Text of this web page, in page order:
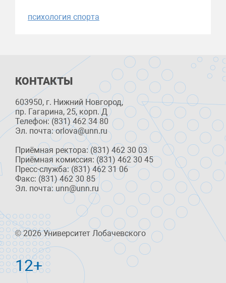
психология спорта
КОНТАКТЫ
603950, г. Нижний Новгород,
пр. Гагарина, 25, корп. Д
Телефон: (831) 462 34 80
Эл. почта: orlova@unn.ru
Приёмная ректора: (831) 462 30 03
Приёмная комиссия: (831) 462 30 45
Пресс-служба: (831) 462 31 06
Факс: (831) 462 30 85
Эл. почта: unn@unn.ru
© 2026 Университет Лобачевского
12+